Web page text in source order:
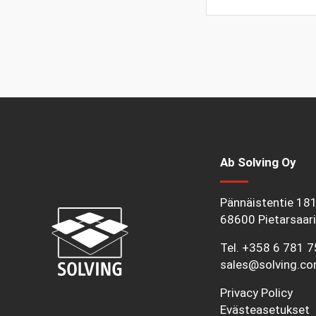
Ab Solving Oy
Pännäistentie
68600 Pietarsaari
Tel. +358 6 781
Privacy Policy
Evästeasetukset